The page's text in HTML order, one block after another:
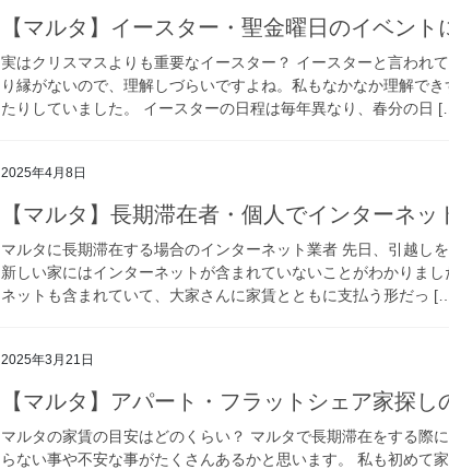
【マルタ】イースター・聖金曜日のイベント
実はクリスマスよりも重要なイースター？ イースターと言われ
り縁がないので、理解しづらいですよね。私もなかなか理解で
たりしていました。 イースターの日程は毎年異なり、春分の日
2025年4月8日
【マルタ】長期滞在者・個人でインターネ
マルタに長期滞在する場合のインターネット業者 先日、引越し
新しい家にはインターネットが含まれていないことがわかりま
ネットも含まれていて、大家さんに家賃とともに支払う形だっ
2025年3月21日
【マルタ】アパート・フラットシェア家探し
マルタの家賃の目安はどのくらい？ マルタで長期滞在をする際
らない事や不安な事がたくさんあるかと思います。 私も初めて